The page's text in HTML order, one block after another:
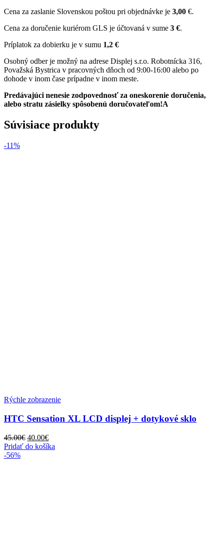
Cena za zaslanie Slovenskou poštou pri objednávke je 3,00 €.
Cena za doručenie kuriérom GLS je účtovaná v sume 3 €.
Príplatok za dobierku je v sumu 1,2 €
Osobný odber je možný na adrese Displej s.r.o. Robotnícka 316,
Považská Bystrica v pracovných dňoch od 9:00-16:00 alebo po
dohode v inom čase prípadne v inom meste.
Predávajúci nenesie zodpovednosť za oneskorenie doručenia,
alebo stratu zásielky spôsobenú doručovateľom!A
Súvisiace produkty
-11%
Rýchle zobrazenie
HTC Sensation XL LCD displej + dotykové sklo
45.00€ Pôvodná
cena
40.00€Aktuálna
cena
Pridať do košíka
-56%